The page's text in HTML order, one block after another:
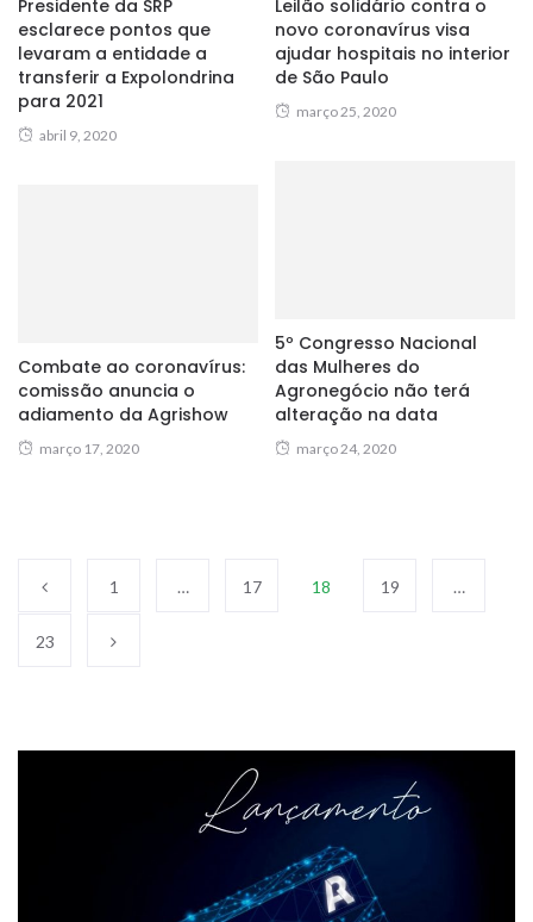
Presidente da SRP
esclarece pontos que
levaram a entidade a
transferir a Expolondrina
para 2021
abril 9, 2020
Leilão solidário contra o
novo coronavírus visa
ajudar hospitais no interior
de São Paulo
março 25, 2020
5º Congresso Nacional
das Mulheres do
Agronegócio não terá
alteração na data
março 24, 2020
Combate ao coronavírus:
comissão anuncia o
adiamento da Agrishow
março 17, 2020
1 … 17 18 19 …
23